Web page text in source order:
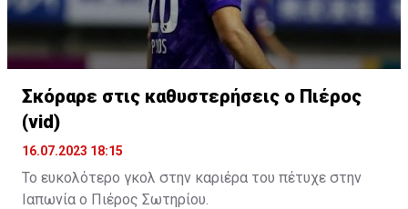
Σκόραρε στις καθυστερήσεις ο Πιέρος
(vid)
16.07.2023 18:15
Το ευκολότερο γκολ στην καριέρα του πέτυχε στην
Ιαπωνία ο Πιέρος Σωτηρίου.